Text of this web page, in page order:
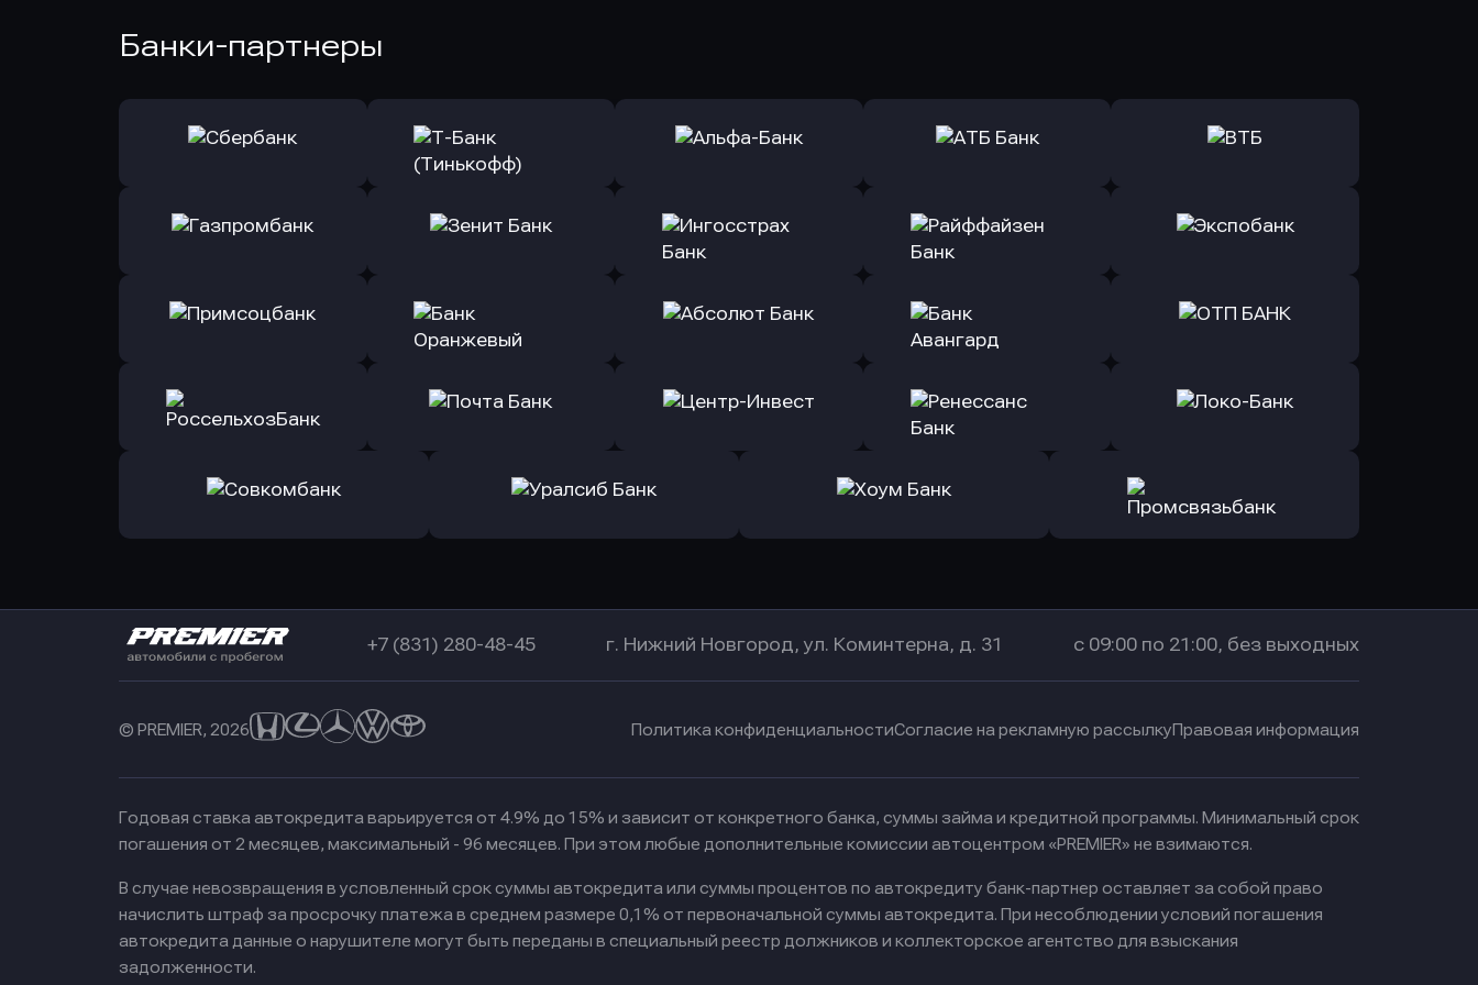
Банки-партнеры
Оправить заявку
Оправить заявку
Оправить заявку
в Альфа-Банк
Оправить заявку
в АТБ Банк
Оправить заявку
Оправить заявку
Оправить заявку
в Зенит Банк
Оправить заявку
Оправить заявку
в Райффайзен Банк
Оправить заявку
Оправить заявку
в Примсоцбанк
Оправить заявку
Оправить заявку
Оправить заявку
в Банк Авангард
Оправить заявку
Оправить заявку
Оправить заявку
Оправить заявку
в Локо-Банк
+7 (831) 280-48-45 г. Нижний Новгород, ул. Коминтерна, д. 31 с 09:00 по 21:00, без выходных
© PREMIER, 2026 Политика конфиденциальностиСогласие на рекламную рассылкуПравовая информация
Годовая ставка автокредита варьируется от 4.9% до 15% и зависит от конкретного банка, суммы займа и кредитной программы. Минимальный срок
погашения от 2 месяцев, максимальный - 96 месяцев. При этом любые дополнительные комиссии автоцентром «PREMIER» не взимаются.
В случае невозвращения в условленный срок суммы автокредита или суммы процентов по автокредиту банк-партнер оставляет за собой право
начислить штраф за просрочку платежа в среднем размере 0,1% от первоначальной суммы автокредита. При несоблюдении условий погашения
автокредита данные о нарушителе могут быть переданы в специальный реестр должников и коллекторское агентство для взыскания
задолженности.